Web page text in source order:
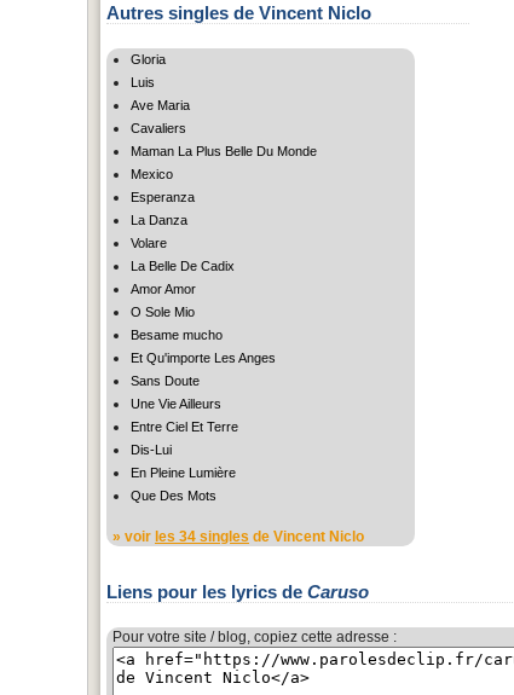
Autres singles de Vincent Niclo
Gloria
Luis
Ave Maria
Cavaliers
Maman La Plus Belle Du Monde
Mexico
Esperanza
La Danza
Volare
La Belle De Cadix
Amor Amor
O Sole Mio
Besame mucho
Et Qu'importe Les Anges
Sans Doute
Une Vie Ailleurs
Entre Ciel Et Terre
Dis-Lui
En Pleine Lumière
Que Des Mots
» voir les 34 singles de Vincent Niclo
Liens pour les lyrics de Caruso
Pour votre site / blog, copiez cette adresse :